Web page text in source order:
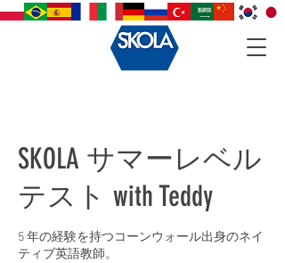
SKOLA サマーレベル
テスト with Teddy
5 年の経験を持つコーンウォール出身のネイ
ティブ英語教師。